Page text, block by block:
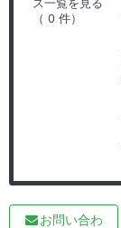
ス一覧を見る
（ 0 件）
お問い合わ